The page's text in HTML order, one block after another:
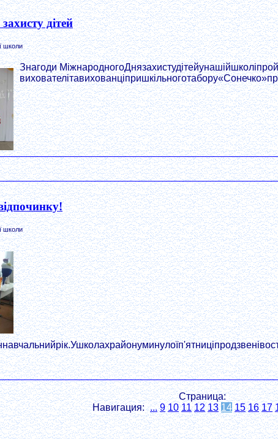
дітей
школи
Знагоди
школи
Страница:
Навигация: ... 9 10 11 12 13 14 15 16 17